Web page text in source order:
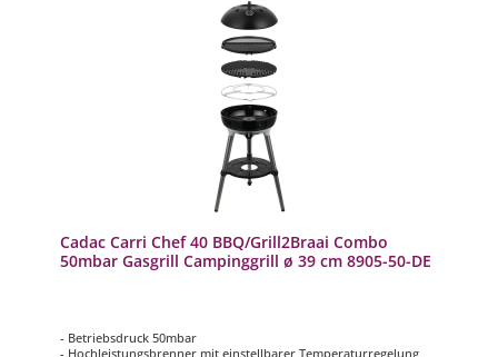
Cadac Carri Chef 40 BBQ/Grill2Braai Combo
50mbar Gasgrill Campinggrill ø 39 cm 8905-50-DE
- Betriebsdruck 50mbar
- Hochleistungsbrenner mit einstellbarer Temperaturregelung